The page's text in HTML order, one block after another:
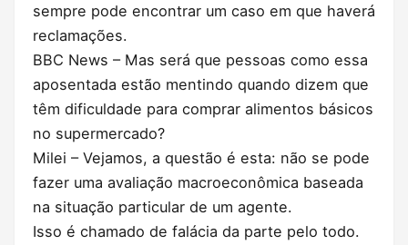
sempre pode encontrar um caso em que haverá
reclamações.
BBC News – Mas será que pessoas como essa
aposentada estão mentindo quando dizem que
têm dificuldade para comprar alimentos básicos
no supermercado?
Milei – Vejamos, a questão é esta: não se pode
fazer uma avaliação macroeconômica baseada
na situação particular de um agente.
Isso é chamado de falácia da parte pelo todo.